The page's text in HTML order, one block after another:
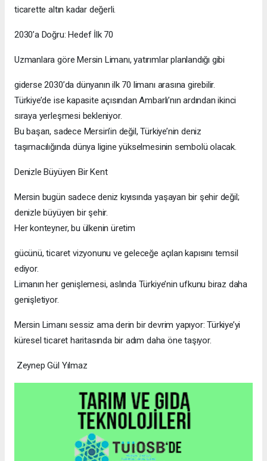
ticarette altın kadar değerli.
2030’a Doğru: Hedef İlk 70
Uzmanlara göre Mersin Limanı, yatırımlar planlandığı gibi
giderse 2030’da dünyanın ilk 70 limanı arasına girebilir.
Türkiye’de ise kapasite açısından Ambarlı’nın ardından ikinci
sıraya yerleşmesi bekleniyor.
Bu başarı, sadece Mersin’in değil, Türkiye’nin deniz
taşımacılığında dünya ligine yükselmesinin sembolü olacak.
Denizle Büyüyen Bir Kent
Mersin bugün sadece deniz kıyısında yaşayan bir şehir değil;
denizle büyüyen bir şehir.
Her konteyner, bu ülkenin üretim
gücünü, ticaret vizyonunu ve geleceğe açılan kapısını temsil
ediyor.
Limanın her genişlemesi, aslında Türkiye’nin ufkunu biraz daha
genişletiyor.
Mersin Limanı sessiz ama derin bir devrim yapıyor: Türkiye’yi
küresel ticaret haritasında bir adım daha öne taşıyor.
Zeynep Gül Yılmaz